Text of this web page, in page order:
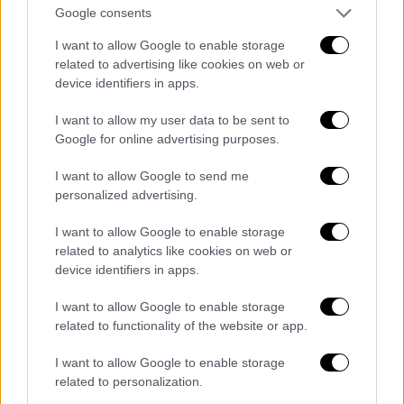
Google consents
I want to allow Google to enable storage
related to advertising like cookies on web or
device identifiers in apps.
I want to allow my user data to be sent to
Google for online advertising purposes.
I want to allow Google to send me
personalized advertising.
I want to allow Google to enable storage
related to analytics like cookies on web or
device identifiers in apps.
I want to allow Google to enable storage
related to functionality of the website or app.
I want to allow Google to enable storage
related to personalization.
παρθένο ακόμα, τον δίχως λειάνσεις-
αφιλτράριστο, τον παιδικό που ό,τι ήθελε το
διεκδικούσε και ό,τι αισθανόταν το έδειχνε.
Τι άντρες, τι γυναίκες, άνθρωποι όλοι.
Ειδικά μπροστά στον πόνο όλοι ίδιοι. Τις
ίσως λίγο παραπάνω. Ίσως γιατί η μάχη ήταν
άνιση από πάντα. Στην κοινωνία, στη ζωή,
ακόμη και στη φύση. Ίσως γιατί είμαι γυναίκα
και γω και ξέρω. Ίσως γιατί η ρομαντική μας
φύση συνήθως τελματώνεται ώστε να
επιβιώσουμε. Ίσως γιατί καμιά μας να μην
ήθελε να την τελματώσει. Ίσως για όλα αυτά
τόσοι άντρες να μιλήσουν για εμάς. Να
προσπαθήσουν να μας κατανοήσουν, να μας